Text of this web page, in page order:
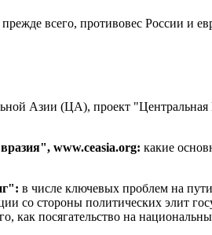
всего, противовес России и
Азии (ЦА), проект "Центральная
www.ceasia.org: какие
в числе ключевых проблем на
со стороны политических элит
посягательство на